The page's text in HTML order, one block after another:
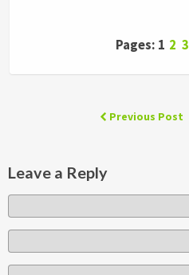
Pages: 1 2 3
Previous Post
Leave a Reply